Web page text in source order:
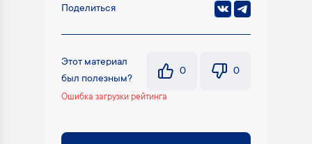
Поделиться
Этот материал
был полезным?
0 0
Ошибка загрузки рейтинга